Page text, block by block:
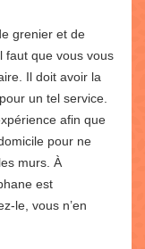
grenier et de
faut que vous vous
Il doit avoir la
un tel service.
afin que
pour ne
murs. À
est
le, vous n’en